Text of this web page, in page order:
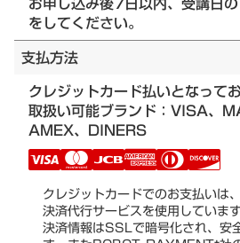
をしてください。
支払方法
クレジットカード払いとなって
取扱い可能ブランド：VISA、
AMEX、DINERS
クレジットカードでのお支払い
決済代行サービスを使用しています
決済情報はSSLで暗号化され、安